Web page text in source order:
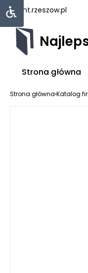
rejent.rzeszow.pl
Strona główna
Strona główna›Katalog